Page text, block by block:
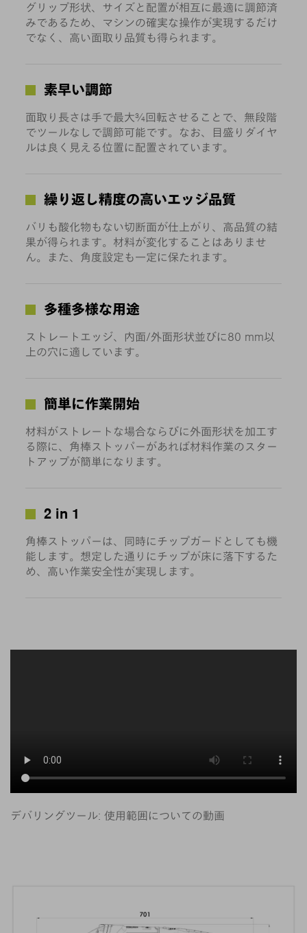
グリップ形状、サイズと配置が相互に最適に調節済
みであるため、マシンの確実な操作が実現するだけ
でなく、高い面取り品質も得られます。
素早い調節
面取り長さは手で最大¾回転させることで、無段階
でツールなしで調節可能です。なお、目盛りダイヤ
ルは良く見える位置に配置されています。
繰り返し精度の高いエッジ品質
バリも酸化物もない切断面が仕上がり、高品質の結
果が得られます。材料が変化することはありませ
ん。また、角度設定も一定に保たれます。
多種多様な用途
ストレートエッジ、内面/外面形状並びに80 mm以
上の穴に適しています。
簡単に作業開始
材料がストレートな場合ならびに外面形状を加工す
る際に、角棒ストッパーがあれば材料作業のスター
トアップが簡単になります。
2 in 1
角棒ストッパーは、同時にチップガードとしても機
能します。想定した通りにチップが床に落下するた
め、高い作業安全性が実現します。
デバリングツール: 使用範囲についての動画